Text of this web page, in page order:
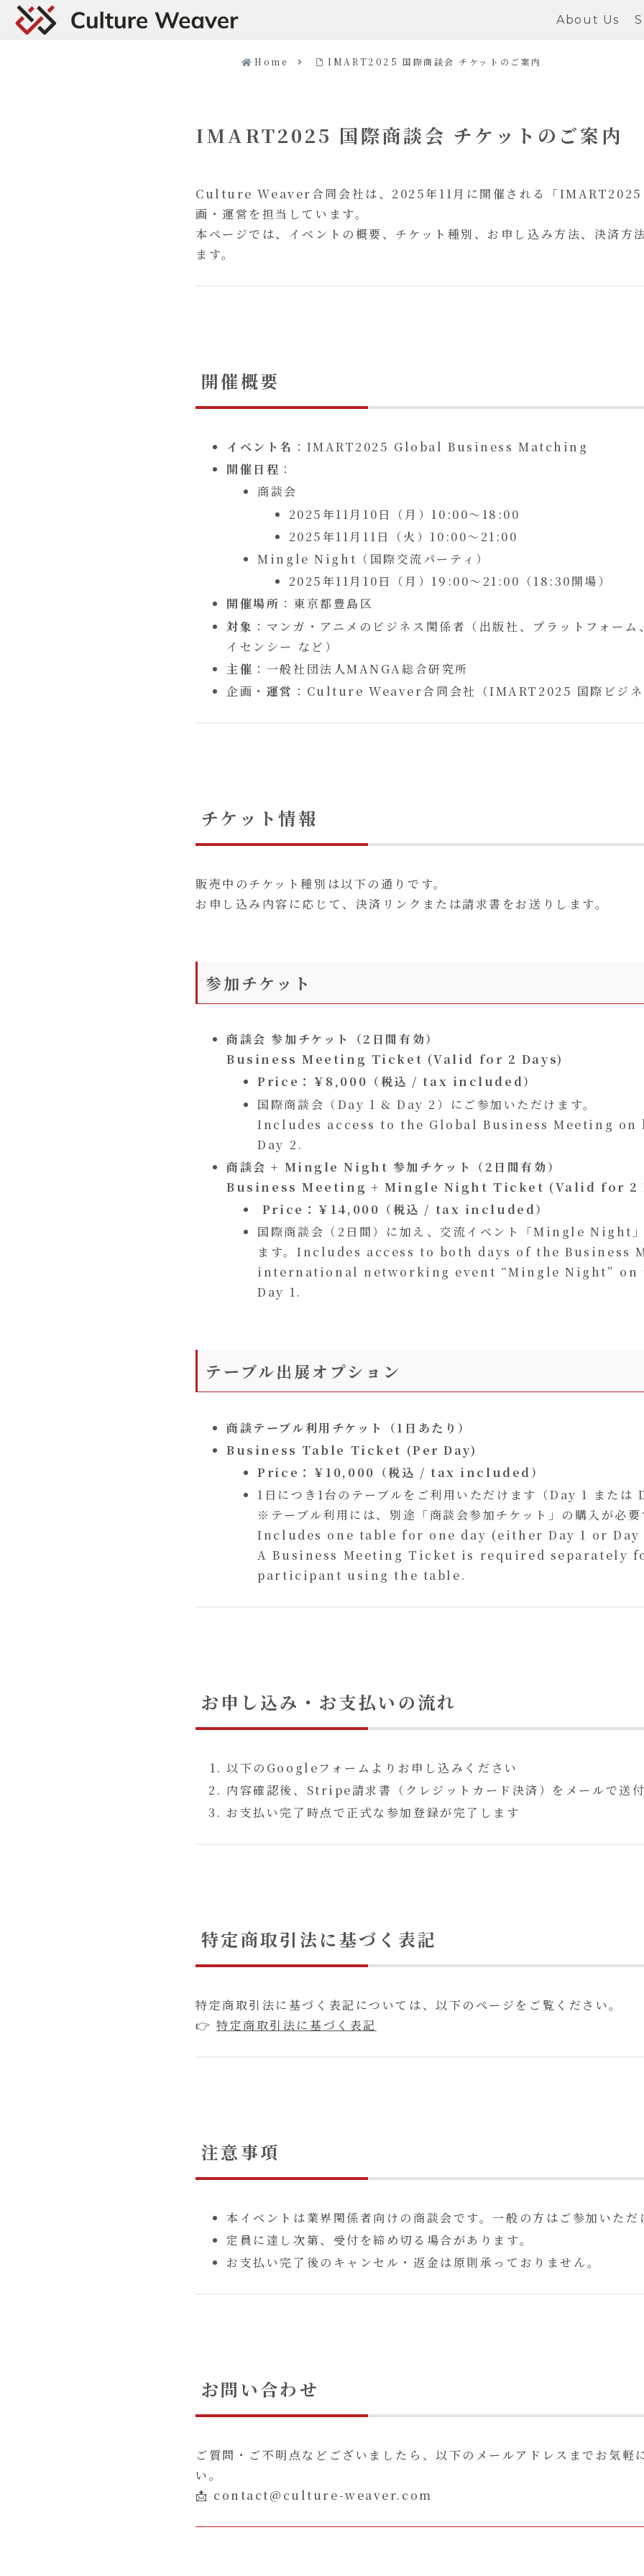
About Us
Home IMART2025 国際商談会 チケットのご案内
IMART2025 国際商談会 チケットのご案内
Culture Weaver合同会社は、2025年11月に開催される「IMART2025
画・運営を担当しています。
本ページでは、イベントの概要、チケット種別、お申し込み方法、決済方
ます。
開催概要
イベント名 ：IMART2025 Global Business Matching
開催日程 ：
商談会
2025年11月10日（月）10:00〜18:00
2025年11月11日（火）10:00〜21:00
Mingle Night（国際交流パーティ）
2025年11月10日（月）19:00〜21:00（18:30開場）
開催場所 ：東京都豊島区
対象 ：マンガ・アニメのビジネス関係者（出版社、プラットフォー
イセンシー など）
主催 ：一般社団法人MANGA総合研究所
企画・ 運営 ：Culture Weaver合同会社（IMART2025 国際ビジネ
チケット情報
販売中のチケット種別は以下の通りです。
お申し込み内容に応じて、決済リンクまたは請求書をお送りします。
参加チケット
商談会 参加チケット（2日間有効）
Business Meeting Ticket (Valid for 2 Days)
Price：￥8,000（税込 / tax included）
国際商談会（Day 1 & Day 2）にご参加いただけます。
Includes access to the Global Business Meeting on
Day 2.
商談会 + Mingle Night 参加チケット（2日間有効）
Business Meeting + Mingle Night Ticket (Valid for 2
Price： ￥ 14,000（税込 / tax included）
国際商談会（2日間）に加え、交流イベント「Mingle Night
ます。Includes access to both days of the Business
international networking event “Mingle Night” on
Day 1.
テーブル出展オプション
商談テーブル利用チケット（1日あたり）
Business Table Ticket (Per Day)
Price： ￥ 10,000（税込 / tax included）
1日につき1台のテーブルをご利用いただけます（Day 1 または
※テーブル利用には、別途「商談会参加チケット」の購入が必
Includes one table for one day (either Day 1 or Day
A Business Meeting Ticket is required separately
participant using the table.
お申し込み・お支払いの流れ
以下のGoogleフォームよりお申し込みください
内容確認後、Stripe請求書（クレジットカード決済）をメールで送
お支払い完了時点で正式な参加登録が完了します
特定商取引法に基づく表記
特定商取引法に基づく表記については、以下のページをご覧ください。
👉特定商取引法に基づく表記
注意事項
本イベントは業界関係者向けの商談会です。一般の方はご参加いた
定員に達し次第、受付を締め切る場合があります。
お支払い完了後のキャンセル・返金は原則承っておりません。
お問い合わせ
ご質問・ご不明点などございましたら、以下のメールアドレスまでお気軽
い。
📩 contact@culture-weaver.com